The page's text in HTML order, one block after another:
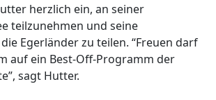
herzlich ein, an seiner
teilzunehmen und seine
Egerländer zu teilen. “Freuen darf
auf ein Best-Off-Programm der
sagt Hutter.